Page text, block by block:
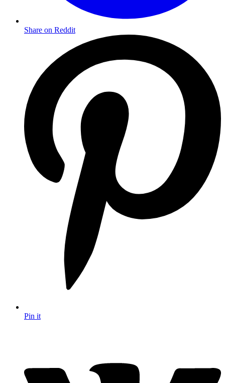
Share on Reddit
Pin it